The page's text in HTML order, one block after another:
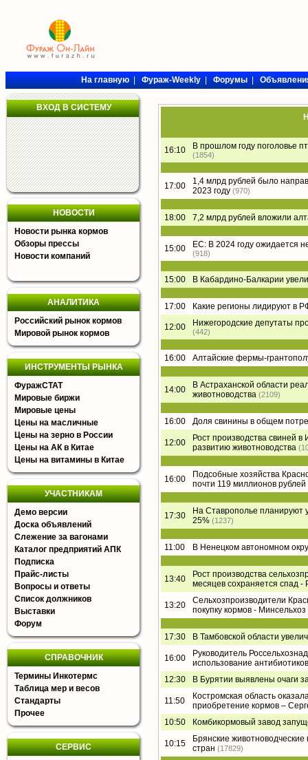
На главную|Фураж-Weekly|Форумы|
ВХОД В СИСТЕМУ
НОВОСТИ
Новости рынка кормов
Обзоры прессы
Новости компаний
АНАЛИТИКА
Российский рынок кормов
Мировой рынок кормов
ИНСТРУМЕНТЫ РЫНКА
ФуражСТАТ
Мировые биржи
Мировые цены
Цены на масличные
Цены на зерно в России
Цены на АК в Китае
Цены на витамины в Китае
УЧАСТНИКАМ
Демо версии
Доска объявлений
Слежение за вагонами
Каталог предприятий АПК
Подписка
Прайс-листы
Вопросы и ответы
Список должников
Выставки
Форум
СПРАВОЧНИК
Термины Инкотермс
Таблица мер и весов
Стандарты
Прочее
СЕРВИС
16:10 В прошлом году поголовье
(1854)
17:00
1,4 млрд рублей было
2023 году (970)
18:00 7,2 млрд рублей вложили
15:00 ЕС: В 2024 году ожидается
(918)
15:00 В Кабардино-Балкарии
17:00 Какие регионы лидируют в
12:00 Нижегородские депутаты
(442)
16:00 Алтайские фермы-
14:00
В Астраханской области
животноводства (2109)
16:00 Доля свинины в общем
12:00
Рост производства свиней
развитию животноводства
16:00
Подсобные хозяйства
почти 119 миллионов рублей
17:30
На Ставрополье планируют
25% (1237)
11:00 В Ненецком автономном
13:40
Рост производства
месяцев сохраняется спад -
13:20
Сельхозпроизводители
покупку кормов - Минсельхоз
17:30 В Тамбовской области
16:00
Руководитель
использование
12:30
В Бурятии выявлены очаги
11:50
Костромская область
приобретение кормов –
10:50
Комбикормовый завод
10:15
Брянские
стран (17829)